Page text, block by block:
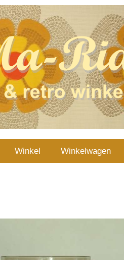
Winkel Winkelwagen